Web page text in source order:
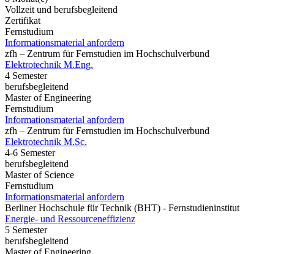
Vollzeit und berufsbegleitend
Zertifikat
Fernstudium
Informationsmaterial anfordern
zfh – Zentrum für Fernstudien im Hochschulverbund
Elektrotechnik M.Eng.
4 Semester
berufsbegleitend
Master of Engineering
Fernstudium
Informationsmaterial anfordern
zfh – Zentrum für Fernstudien im Hochschulverbund
Elektrotechnik M.Sc.
4-6 Semester
berufsbegleitend
Master of Science
Fernstudium
Informationsmaterial anfordern
Berliner Hochschule für Technik (BHT) - Fernstudieninstitut
Energie- und Ressourceneffizienz
5 Semester
berufsbegleitend
Master of Engineering